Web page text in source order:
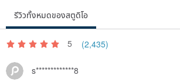
รีวิวทั้งหมดของสตูดิโอ
5 (2,435)
s*************8